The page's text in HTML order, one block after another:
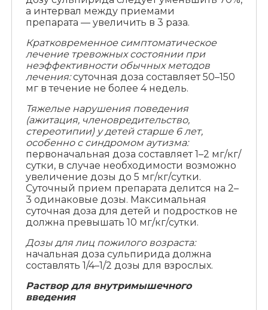
а интервал между приемами
препарата — увеличить в 3 раза.
Кратковременное симптоматическое
лечение тревожных состоянии при
неэффективности обычных методов
лечения:суточная доза составляет 50–150
мг в течение не более 4 недель.
Тяжелые нарушения поведения
(ажитация, членовредительство,
стереотипии) у детей старше 6 лет,
особенно с синдромом аутизма:
первоначальная доза составляет 1–2 мг/кг/
сутки, в случае необходимости возможно
увеличение дозы до 5 мг/кг/сутки.
Суточный прием препарата делится на 2–
3 одинаковые дозы. Максимальная
суточная доза для детей и подростков не
должна превышать 10 мг/кг/сутки.
Дозы для лиц пожилого возраста:
начальная доза сульпирида должна
составлять 1/4–1/2 дозы для взрослых.
Раствор для внутримышечного
введения